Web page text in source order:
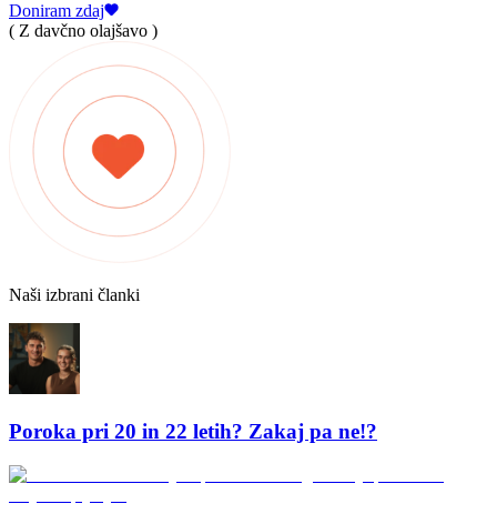
Doniram zdaj
( Z davčno olajšavo )
Naši izbrani članki
Poroka pri 20 in 22 letih? Zakaj pa ne!?